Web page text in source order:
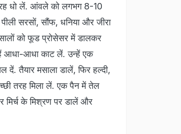
धो लें. आंवले को लगभग 8-10
सरसों, सौंफ, धनिया और जीरा
को फूड प्रोसेसर में डालकर
आधा-आधा काट लें. उन्हें एक
दें. तैयार मसाला डालें, फिर हल्दी,
तरह मिला लें. एक पैन में तेल
के मिश्रण पर डालें और